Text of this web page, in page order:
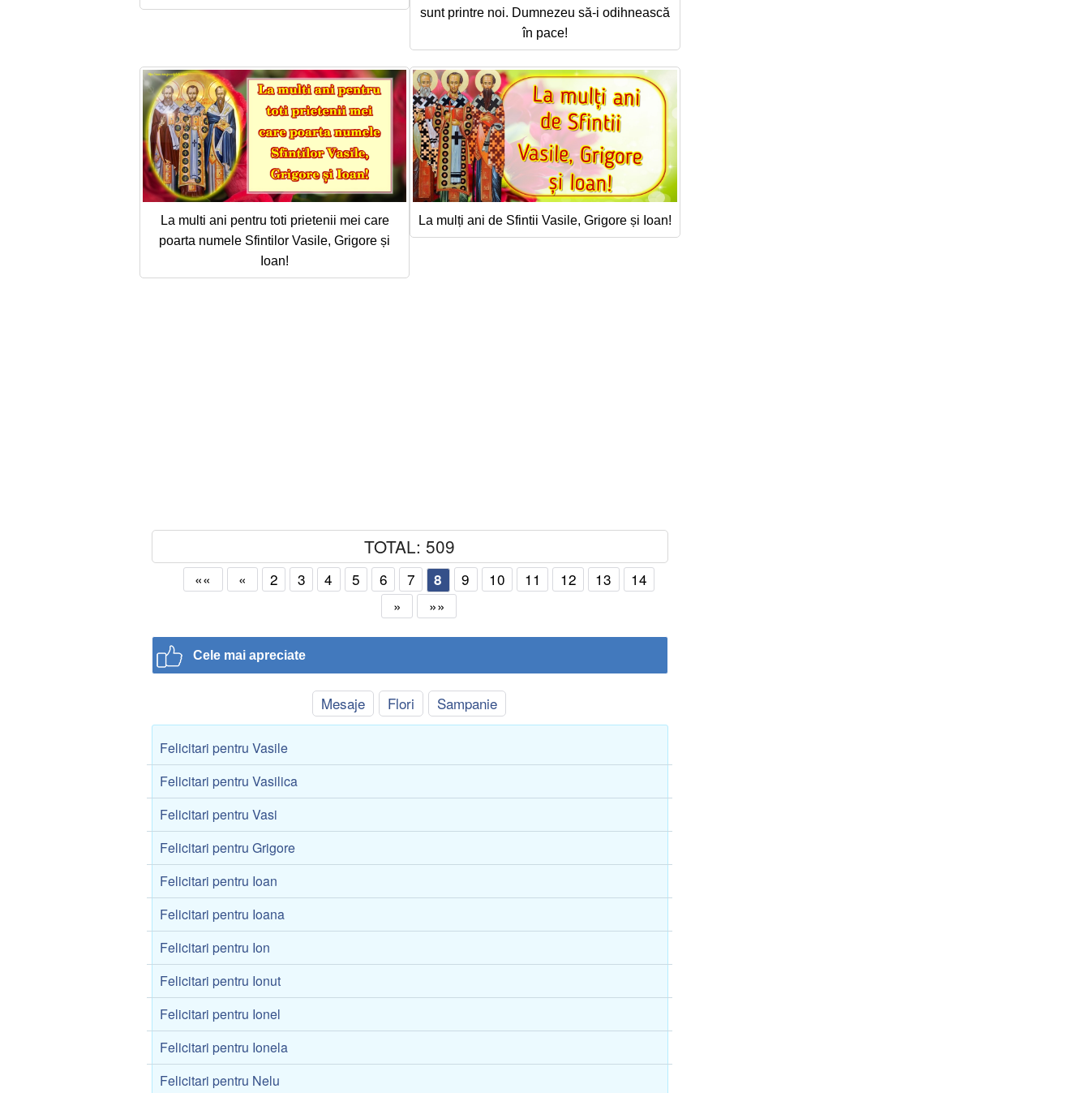
sunt printre noi. Dumnezeu să-i odihnească
în pace!
La multi ani pentru toti prietenii mei care
poarta numele Sfintilor Vasile, Grigore și
Ioan!
La mulți ani de Sfintii Vasile, Grigore și Ioan!
TOTAL: 509
«« « 2 3 4 5 6 7 8 9 10 11 12 13
14
»
»»
Cele mai apreciate
Mesaje Flori Sampanie
Felicitari pentru Vasile
Felicitari pentru Vasilica
Felicitari pentru Vasi
Felicitari pentru Grigore
Felicitari pentru Ioan
Felicitari pentru Ioana
Felicitari pentru Ion
Felicitari pentru Ionut
Felicitari pentru Ionel
Felicitari pentru Ionela
Felicitari pentru Nelu